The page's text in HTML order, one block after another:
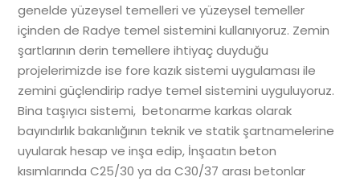
genelde yüzeysel temelleri ve yüzeysel temeller
içinden de Radye temel sistemini kullanıyoruz. Zemin
şartlarının derin temellere ihtiyaç duyduğu
projelerimizde ise fore kazık sistemi uygulaması ile
zemini güçlendirip radye temel sistemini uyguluyoruz.
Bina taşıyıcı sistemi, betonarme karkas olarak
bayındırlık bakanlığının teknik ve statik şartnamelerine
uyularak hesap ve inşa edip, İnşaatın beton
kısımlarında C25/30 ya da C30/37 arası betonlar